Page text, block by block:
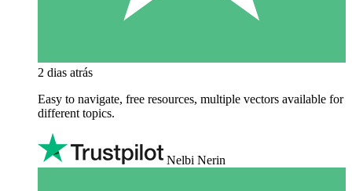
2 dias atrás
Easy to navigate, free resources, multiple vectors available for
different topics.
Nelbi Nerin